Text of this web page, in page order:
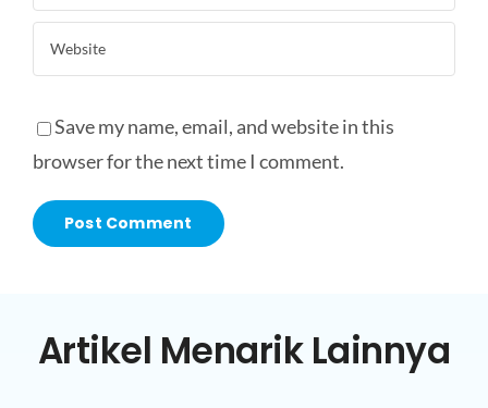
Save my name, email, and website in this
browser for the next time I comment.
Artikel Menarik Lainnya